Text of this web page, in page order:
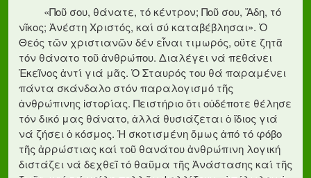
«Ποῦ σου, θάνατε, τό κέντρον; Ποῦ σου, Ἅδη, τό
νῖκος; Ἀνέστη Χριστός, καί σύ καταβέβλησαι». Ὁ
Θεός τῶν χριστιανῶν δέν εἶναι τιμωρός, οὔτε ζητᾶ
τόν θάνατο τοῦ ἀνθρώπου. Διαλέγει νά πεθάνει
Ἐκεῖνος ἀντί γιά μᾶς. Ὁ Σταυρός του θά παραμένει
πάντα σκάνδαλο στόν παραλογισμό τῆς
ἀνθρώπινης ἱστορίας. Πειστήριο ὅτι οὐδέποτε θέλησε
τόν δικό μας θάνατο, ἀλλά θυσιάζεται ὁ ἴδιος γιά
νά ζήσει ὁ κόσμος. Ἡ σκοτισμένη ὅμως ἀπό τό φόβο
τῆς ἀρρώστιας καί τοῦ θανάτου ἀνθρώπινη λογική
διστάζει νά δεχθεῖ τό θαῦμα τῆς Ἀνάστασης καί τῆς